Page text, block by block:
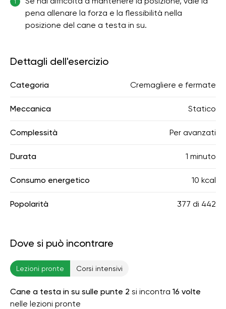
1
pena allenare la forza e la flessibilità nella
posizione del cane a testa in su.
Dettagli dell'esercizio
Categoria Cremagliere e fermate
Meccanica Statico
Complessità Per avanzati
Durata 1 minuto
Consumo energetico 10 kcal
Popolarità 377 di 442
Dove si può incontrare
Lezioni pronte Corsi intensivi
Cane a testa in su sulle punte 2 si incontra 16 volte
nelle lezioni pronte